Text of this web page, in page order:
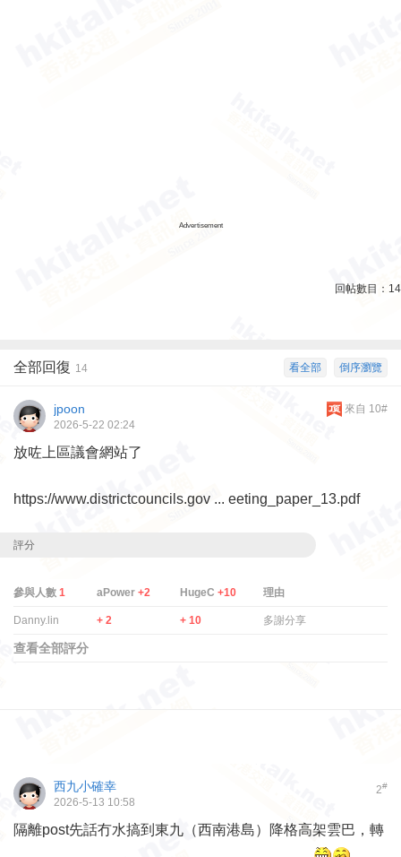
Advertisement
回帖數目： 14
倒序瀏覽
看全部
全部回復 14
來自 10#
jpoon
2026-5-22 02:24
放咗上區議會網站了
https://www.districtcouncils.gov ... eeting_paper_13.pdf
評分
參與人數 1 aPower +2 HugeC +10 理由
Danny.lin + 2 + 10 多謝分享
查看全部評分
2#
西九小確幸
2026-5-13 10:58
隔離post先話冇水搞到東九（西南港島）降格高架雲巴，轉